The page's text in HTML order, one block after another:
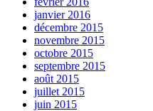
janvier 2016
décembre 2015
novembre 2015
octobre 2015
septembre 2015
août 2015
juillet 2015
juin 2015